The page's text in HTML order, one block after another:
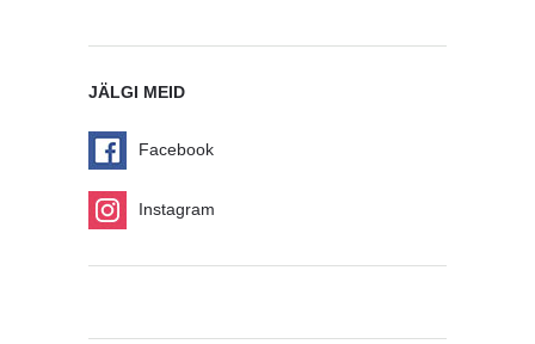
JÄLGI MEID
Facebook
Instagram